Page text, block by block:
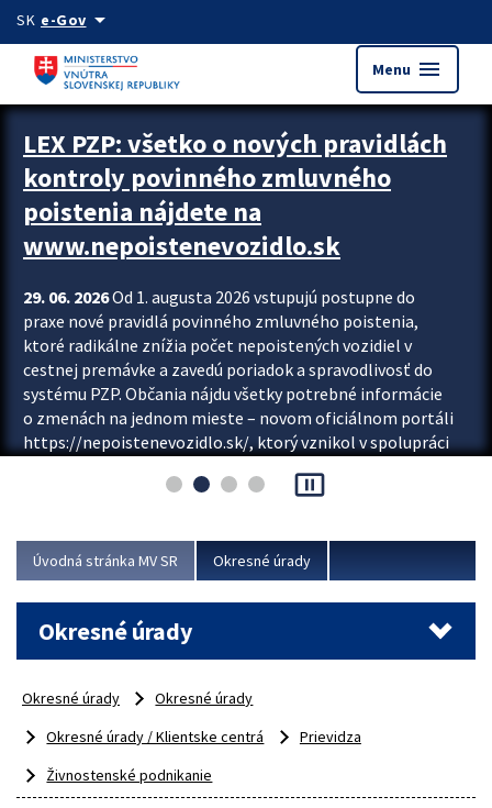
Preskocit na hlavný obsah
SK e-Govarrow_drop_down
Menu menu
Zastavit automatický posun upútavok
LEX PZP: všetko o nových pravidlách
kontroly povinného zmluvného
poistenia nájdete na
www.nepoistenevozidlo.sk
29. 06. 2026Od 1. augusta 2026 vstupujú postupne do
praxe nové pravidlá povinného zmluvného poistenia,
ktoré radikálne znížia počet nepoistených vozidiel v
cestnej premávke a zavedú poriadok a spravodlivosť do
systému PZP. Občania nájdu všetky potrebné informácie
o zmenách na jednom mieste – novom oficiálnom portáli
https://nepoistenevozidlo.sk/, ktorý vznikol v spolupráci
asociácie poisťovní (SLASPO) a Ministerstva vnútra SR.
Viac
pause_presentation
Úvodná stránka MV SR Okresné úrady
Okresné úrady
Okresné úrady
Okresné úrady
Okresné úrady / Klientske centrá
Prievidza
Živnostenské podnikanie